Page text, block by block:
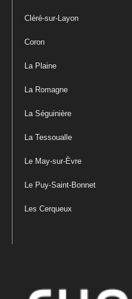
Cléré-sur-Layon
Coron
La Plaine
La Romagne
La Séguinière
La Tessoualle
Le May-sur-Èvre
Le Puy-Saint-Bonnet
Les Cerqueux